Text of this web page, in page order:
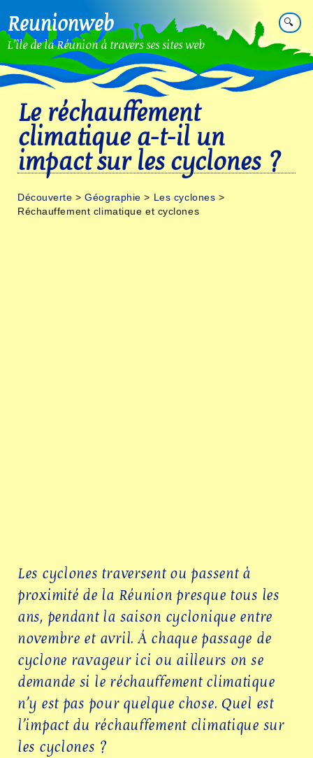
Reunionweb
L'île de la Réunion à travers ses sites web
🔍
Le réchauffement
climatique a-t-il un
impact sur les cyclones ?
Découverte >Géographie > Les cyclones >
Réchauffement climatique et cyclones
Les cyclones traversent ou passent à
proximité de la Réunion presque tous les
ans, pendant la saison cyclonique entre
novembre et avril. À chaque passage de
cyclone ravageur ici ou ailleurs on se
demande si le réchauffement climatique
n’y est pas pour quelque chose. Quel est
l’impact du réchauffement climatique sur
les cyclones ?